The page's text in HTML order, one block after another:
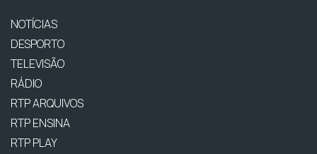
NOTÍCIAS
DESPORTO
TELEVISÃO
RÁDIO
RTP ARQUIVOS
RTP ENSINA
RTP PLAY